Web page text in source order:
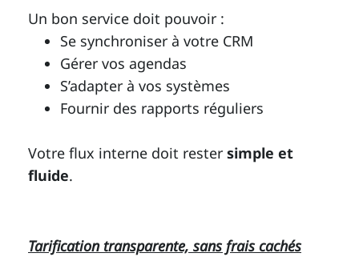
Un bon service doit pouvoir :
Se synchroniser à votre CRM
Gérer vos agendas
S’adapter à vos systèmes
Fournir des rapports réguliers
Votre flux interne doit rester simple et
fluide.
Tarification transparente, sans frais cachés